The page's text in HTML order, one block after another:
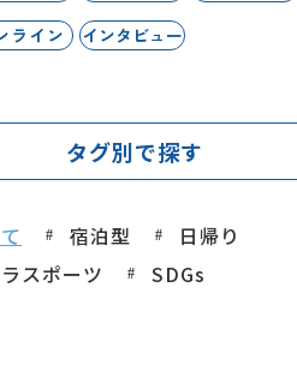
ライン
インタビュー
タグ別で探す
宿泊型
日帰り
スポーツ
SDGs